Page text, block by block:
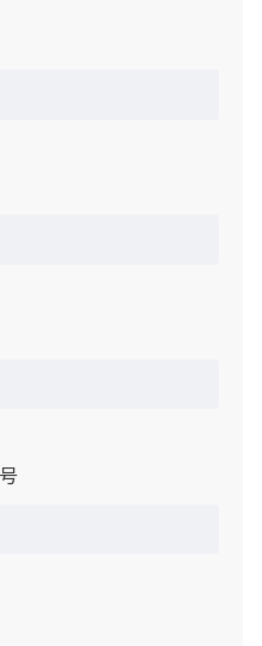
ます。
状態にある事は確認済です
いて
観的印象・評価に基づく返
る返品・キャンセルはお受
めご了承ください。 但
あった場合 2、ご注文商
った状態が前提となりま